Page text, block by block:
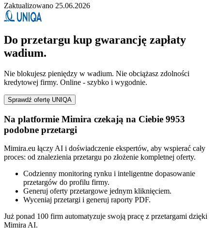
Zaktualizowano 25.06.2026
Do przetargu kup gwarancję zapłaty
wadium.
Nie blokujesz pieniędzy w wadium. Nie obciążasz zdolności
kredytowej firmy. Online - szybko i wygodnie.
Sprawdź ofertę UNIQA
Na platformie Mimira czekają na Ciebie 9953
podobne przetargi
Mimira.eu łączy AI i doświadczenie ekspertów, aby wspierać cały
proces: od znalezienia przetargu po złożenie kompletnej oferty.
Codzienny monitoring rynku i inteligentne dopasowanie
przetargów do profilu firmy.
Generuj oferty przetargowe jednym kliknięciem.
Wyceniaj przetargi i generuj raporty PDF.
Już ponad 100 firm automatyzuje swoją pracę z przetargami dzięki
Mimira AI.